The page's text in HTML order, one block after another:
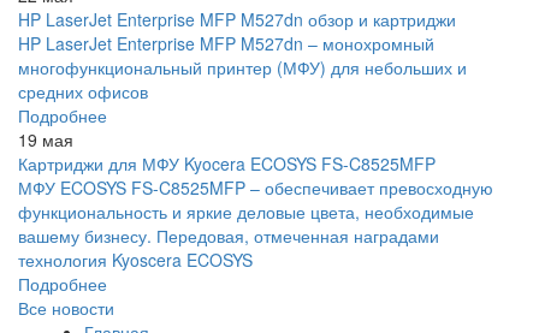
HP LaserJet Enterprise MFP M527dn обзор и картриджи
HP LaserJet Enterprise MFP M527dn – монохромный
многофункциональный принтер (МФУ) для небольших и
средних офисов
Подробнее
19 мая
Картриджи для МФУ Kyocera ECOSYS FS-C8525MFP
МФУ ECOSYS FS-C8525MFP – обеспечивает превосходную
функциональность и яркие деловые цвета, необходимые
вашему бизнесу. Передовая, отмеченная наградами
технология Kyoscera ECOSYS
Подробнее
Все новости